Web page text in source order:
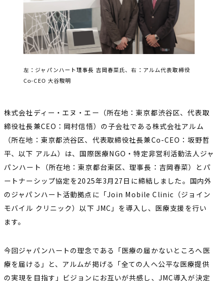
左：ジャパンハート理事長 吉岡春菜氏、右：アルム代表取締役
Co-CEO 大谷駿明
株式会社ディー・エヌ・エー（所在地：東京都渋谷区、代表取
締役社長兼CEO：岡村信悟）の子会社である株式会社アルム
（所在地：東京都渋谷区、代表取締役社長兼Co-CEO：坂野哲
平、以下 アルム）は、国際医療NGO・特定非営利活動法人ジャ
パンハート（所在地：東京都台東区、理事長：吉岡春菜）とパ
ートナーシップ協定を2025年3月27日に締結しました。国内外
のジャパンハート活動拠点に「Join Mobile Clinic（ジョイン
モバイル クリニック）以下 JMC」を導入し、医療支援を行い
ます。
今回ジャパンハートの理念である「医療の届かないところへ医
療を届ける」と、アルムが掲げる「全ての人へ公平な医療提供
の実現を目指す」ビジョンにお互いが共感し、JMC導入が決定